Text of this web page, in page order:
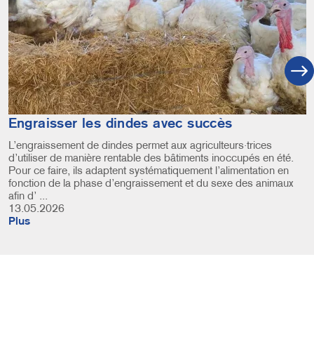
Engraisser les dindes avec succès
L’engraissement de dindes permet aux agriculteurs·trices
d’utiliser de manière rentable des bâtiments inoccupés en été.
Pour ce faire, ils adaptent systématiquement l’alimentation en
fonction de la phase d’engraissement et du sexe des animaux
afin d’ ...
13.05.2026
Plus